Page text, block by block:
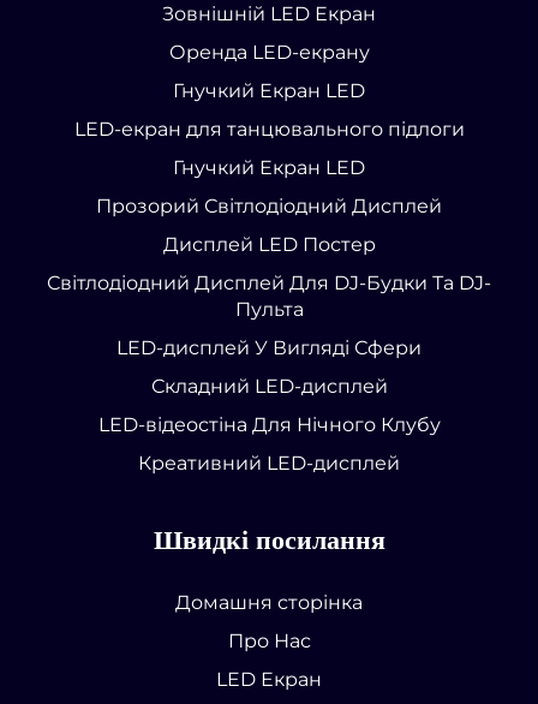
Зовнішній LED Екран
Оренда LED-екрану
Гнучкий Екран LED
LED-екран для танцювального підлоги
Гнучкий Екран LED
Прозорий Світлодіодний Дисплей
Дисплей LED Постер
Світлодіодний Дисплей Для DJ-Будки Та DJ-
Пульта
LED-дисплей У Вигляді Сфери
Складний LED-дисплей
LED-відеостіна Для Нічного Клубу
Креативний LED-дисплей
Швидкі посилання
Домашня сторінка
Про Нас
LED Екран